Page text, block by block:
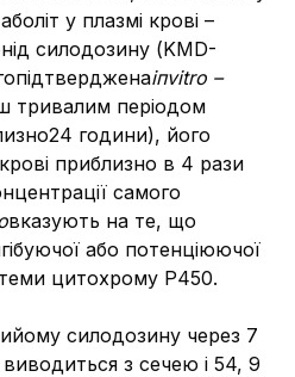
у плазмі крові –
силодозину (KMD-
іпvitrо –
тривалим періодом
години), його
приблизно в 4 рази
самого
вказують на те, що
або потенціюючої
цитохрому Р450.
силодозину через 7
з сечею і 54, 9